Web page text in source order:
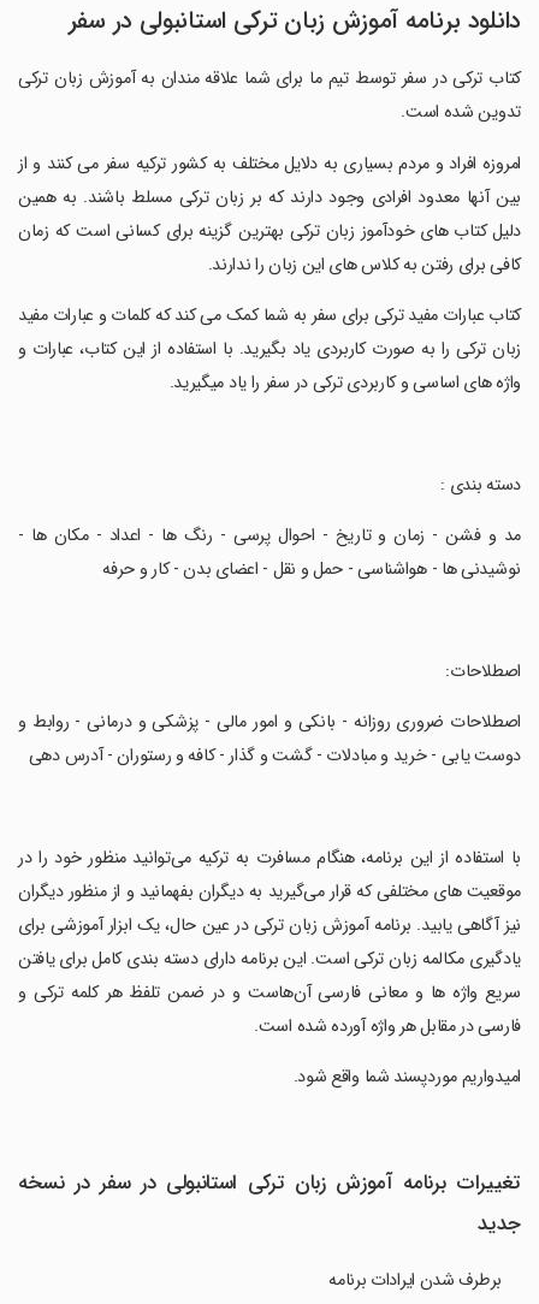
دانلود برنامه آموزش زبان ترکی استانبولی در سفر
کتاب ترکی در سفر توسط تیم ما برای شما علاقه مندان به آموزش زبان ترکی
تدوین شده است.
‏امروزه افراد و مردم بسیاری به دلایل مختلف به کشور ترکیه سفر می کنند و از
بین آنها معدود افرادی وجود دارند که بر زبان ترکی مسلط باشند. به همین
دلیل کتاب های خودآموز زبان ترکی بهترین گزینه برای کسانی است که زمان
کافی برای رفتن به کلاس های این زبان را ندارند.
‏کتاب عبارات مفید ترکی برای سفر به شما کمک می کند که کلمات و عبارات مفید
زبان ترکی را به صورت کاربردی یاد بگیرید. با استفاده از این کتاب، عبارات و
واژه های اساسی و کاربردی ترکی در سفر را یاد میگیرید.
‏دسته بندی :
‏مد و فشن - زمان و تاریخ - احوال پرسی - رنگ ها - اعداد - مکان ها -
نوشیدنی ها - هواشناسی - حمل و نقل - اعضای بدن - کار و حرفه
‏اصطلاحات:
‏اصطلاحات ضروری روزانه - بانکی و امور مالی - پزشکی و درمانی - روابط و
دوست یابی - خرید و مبادلات - گشت و گذار - کافه و رستوران - آدرس دهی
‏با استفاده از این برنامه، هنگام مسافرت به ترکیه می‌توانید منظور خود را در
موقعیت ‌های مختلفی که قرار می‌گیرید به دیگران بفهمانید و از منظور دیگران
نیز آگاهی یابید. برنامه آموزش زبان ترکی در عین حال، یک ابزار آموزشی برای
یادگیری مکالمه زبان ترکی است. این برنامه دارای دسته بندی کامل برای یافتن
سریع واژه ‌ها و معانی فارسی آن‌هاست و در ضمن تلفظ هر کلمه ترکی و
فارسی در مقابل هر واژه آورده شده است.
‏امیدواریم موردپسند شما واقع شود.
تغییرات برنامه آموزش زبان ترکی استانبولی در سفر در نسخه
جدید
برطرف شدن ایرادات برنامه